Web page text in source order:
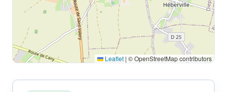
Leaflet | © OpenStreetMap contributors